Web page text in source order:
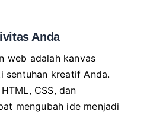
Anda
web adalah kanvas
sentuhan kreatif Anda.
CSS, dan
mengubah ide menjadi